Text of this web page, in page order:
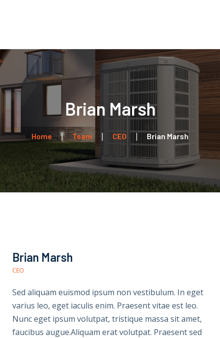
Leistungen
Kontakt
Brian Marsh
Home Team CEO Brian Marsh
Brian Marsh
CEO
Sed aliquam euismod ipsum non vestibulum. In eget
varius leo, eget iaculis enim. Praesent vitae est leo.
Nunc eget ipsum volutpat, tristique massa sit amet,
faucibus augue.Aliquam erat volutpat. Praesent sed